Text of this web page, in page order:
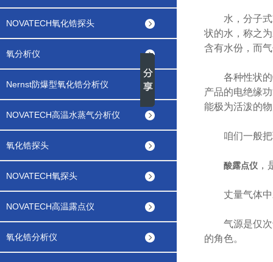
NOVATECH氧化锆探头
氧分析仪
Nernst防爆型氧化锆分析仪
NOVATECH高温水蒸气分析仪
氧化锆探头
NOVATECH氧探头
NOVATECH高温露点仪
氧化锆分析仪
水，分子式
状的水，称之
含有水份，而
各种性状的物
产品的电绝缘
能极为活泼的
咱们一般把环
酸露点仪
丈量气体中
气源是仅次于
的角色。